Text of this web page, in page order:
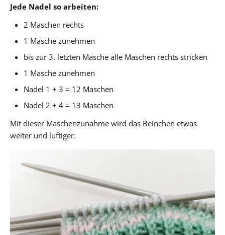
Jede Nadel so arbeiten:
2 Maschen rechts
1 Masche zunehmen
bis zur 3. letzten Masche alle Maschen rechts stricken
1 Masche zunehmen
Nadel 1 + 3 = 12 Maschen
Nadel 2 + 4 = 13 Maschen
Mit dieser Maschenzunahme wird das Beinchen etwas
weiter und luftiger.